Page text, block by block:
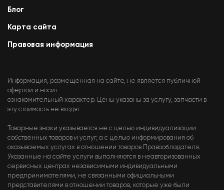
Блог
Карта сайта
Правовая информация
Информация, размещенная на сайте, не является публичной
офертой и носит
ознакомительный характер. Цены указаны за услугу, запчасти в
эту стоимость не входят
Товарные знаки указывается не с целью индивидуализации
собственных товаров и услуг, а с целью информирования об
оказываемых услугах в отношении товаров Правообладателя.
Указанные на сайте услуги выполняются в неавторизованных
сервисных центрах независимыми индивидуальными
предпринимателями, не связанными официальными
представителями в отношении товаров, которые уже были